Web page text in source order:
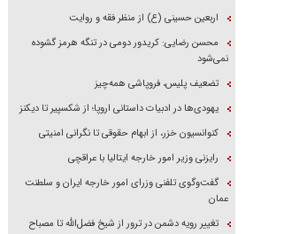
اربعین حسینی (ع) از منظر فقه و روایت
محسن رضایی: کریدور دومی در تنگه هرمز گشوده
نمی‌شود
تضعیف پلیس، فروپاشی همه‌چیز
یهودی‌ها در ادبیات داستانی اروپا؛ از شکسپیر تا دیکنز
کنوانسیون خزر، از ابهام حقوقی تا نگرانی امنیتی
رایزنی وزیر امور خارجه ایتالیا با عراقچی
گفت‌وگوی تلفنی وزرای امور خارجه ایران و سلطنت
عمان
تغییر رویه دشمن در ترور از شیخ فضل‌الله تا مصباح